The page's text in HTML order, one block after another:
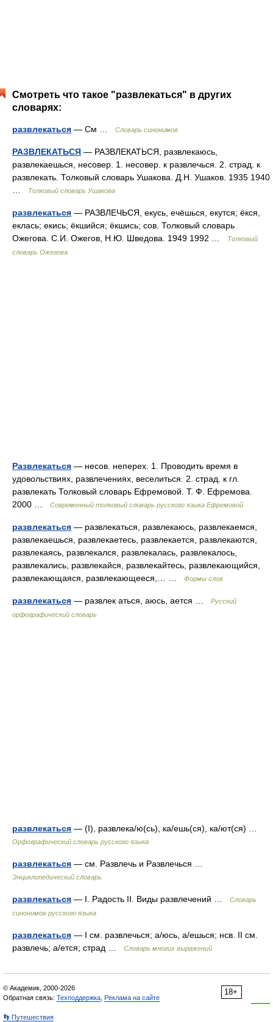
Смотреть что такое "развлекаться" в других
словарях:
развлекаться — См … Словарь синонимов
РАЗВЛЕКАТЬСЯ — РАЗВЛЕКАТЬСЯ, развлекаюсь,
развлекаешься, несовер. 1. несовер. к развлечься. 2. страд. к
развлекать. Толковый словарь Ушакова. Д.Н. Ушаков. 1935 1940
Толковый словарь Ушакова
развлекаться — РАЗВЛЕЧЬСЯ, екусь, ечёшься, екутся; ёкся,
еклась; екись; ёкшийся; ёкшись; сов. Толковый словарь
Ожегова. С.И. Ожегов, Н.Ю. Шведова. 1949 1992 …
Толковый
словарь Ожегова
Развлекаться — несов. неперех. 1. Проводить время в
удовольствиях, развлечениях, веселиться. 2. страд. к гл.
развлекать Толковый словарь Ефремовой. Т. Ф. Ефремова.
2000 …
Современный толковый словарь русского языка Ефремовой
развлекаться — развлекаться, развлекаюсь, развлекаемся,
развлекаешься, развлекаетесь, развлекается, развлекаются,
развлекаясь, развлекался, развлекалась, развлекалось,
развлекались, развлекайся, развлекайтесь, развлекающийся,
развлекающаяся, развлекающееся,… …
Формы слов
развлекаться — развлек аться, аюсь, ается …
Русский
орфографический словарь
развлекаться — (I), развлека/ю(сь), ка/ешь(ся), ка/ют(ся) …
Орфографический словарь русского языка
развлекаться — см. Развлечь и Развлечься …
Энциклопедический словарь
развлекаться — I. Радость II. Виды развлечений …
Словарь
синонимов русского языка
развлекаться — I см. развлечься; а/юсь, а/ешься; нсв. II см.
развлечь; а/ется; страд …
Словарь многих выражений
18+
© Академик, 2000-2026
Обратная связь: Техподдержка Реклама на сайте
👣 Путешествия